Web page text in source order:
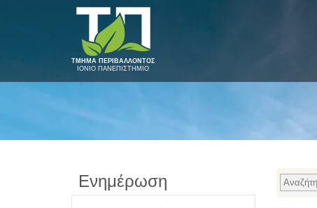
ΤΜΗΜΑ ΠΕΡΙΒΑΛΛΟΝΤΟΣ
ΙΟΝΙΟ ΠΑΝΕΠΙΣΤΗΜΙΟ
Ενημέρωση